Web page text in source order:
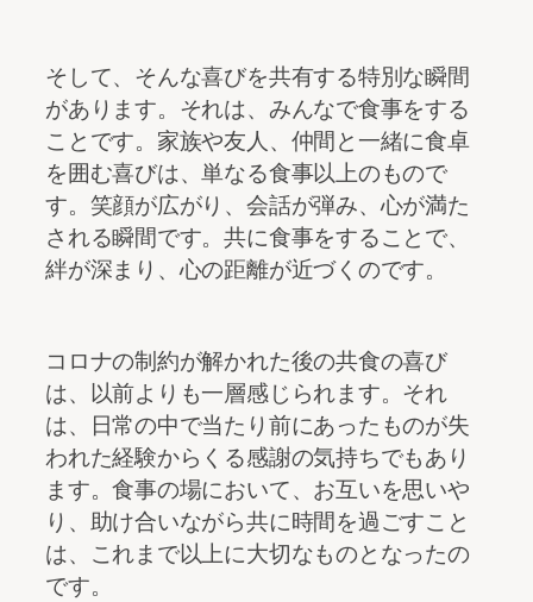
そして、そんな喜びを共有する特別な瞬間
があります。それは、みんなで食事をする
ことです。家族や友人、仲間と一緒に食卓
を囲む喜びは、単なる食事以上のもので
す。笑顔が広がり、会話が弾み、心が満た
される瞬間です。共に食事をすることで、
絆が深まり、心の距離が近づくのです。
コロナの制約が解かれた後の共食の喜び
は、以前よりも一層感じられます。それ
は、日常の中で当たり前にあったものが失
われた経験からくる感謝の気持ちでもあり
ます。食事の場において、お互いを思いや
り、助け合いながら共に時間を過ごすこと
は、これまで以上に大切なものとなったの
です。